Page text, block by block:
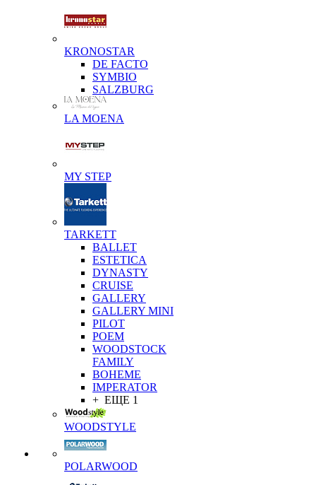
KRONOSTAR
DE FACTO
SYMBIO
SALZBURG
LA MOENA
MY STEP
TARKETT
BALLET
ESTETICA
DYNASTY
CRUISE
GALLERY
GALLERY MINI
PILOT
POEM
WOODSTOCK
FAMILY
BOHEME
IMPERATOR
+ ЕЩЕ 1
WOODSTYLE
POLARWOOD